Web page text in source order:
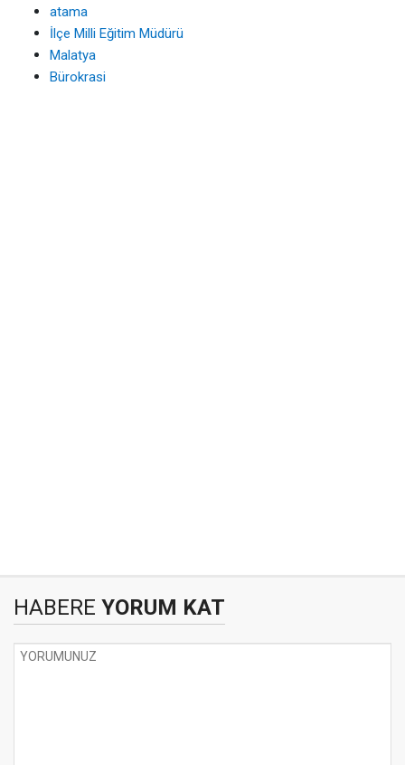
atama
İlçe Milli Eğitim Müdürü
Malatya
Bürokrasi
HABERE YORUM KAT